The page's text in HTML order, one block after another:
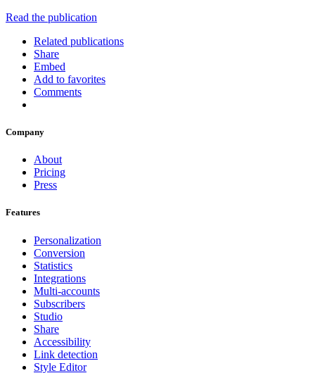
Read the publication
Related publications
Share
Embed
Add to favorites
Comments
Company
About
Pricing
Press
Features
Personalization
Conversion
Statistics
Integrations
Multi-accounts
Subscribers
Studio
Share
Accessibility
Link detection
Style Editor